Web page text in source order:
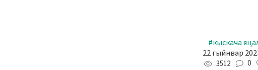
#кыскача
22 гыйнвар
3512 0